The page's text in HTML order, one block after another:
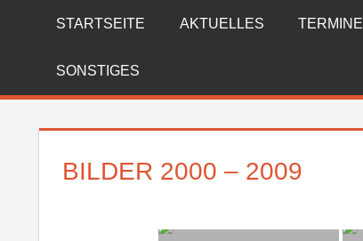
FREIWILLIGE
FEUERWEHR
REICHENBERG
STARTSEITE AKTUELLES TERMINE
SONSTIGES
BILDER 2000 – 2009